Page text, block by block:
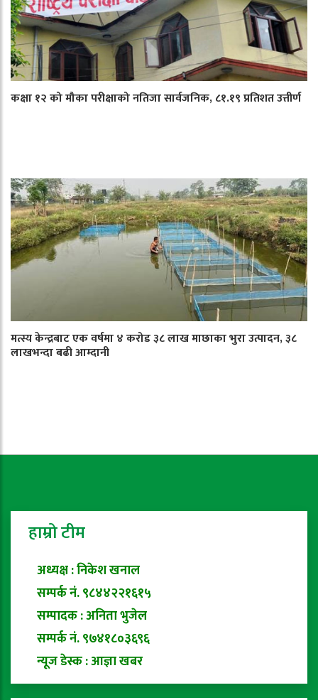
कक्षा १२ को मौका परीक्षाको नतिजा सार्वजनिक, ८१.१९ प्रतिशत उत्तीर्ण
मत्स्य केन्द्रबाट एक वर्षमा ४ करोड ३८ लाख माछाका भुरा उत्पादन, ३८
लाखभन्दा बढी आम्दानी
हाम्रो टीम
अध्यक्ष : निकेश खनाल
सम्पर्क नं. ९८४४२२१६१५
सम्पादक : अनिता भुजेल
सम्पर्क नं. ९७४१८०३६९६
न्यूज डेस्क : आज्ञा खबर